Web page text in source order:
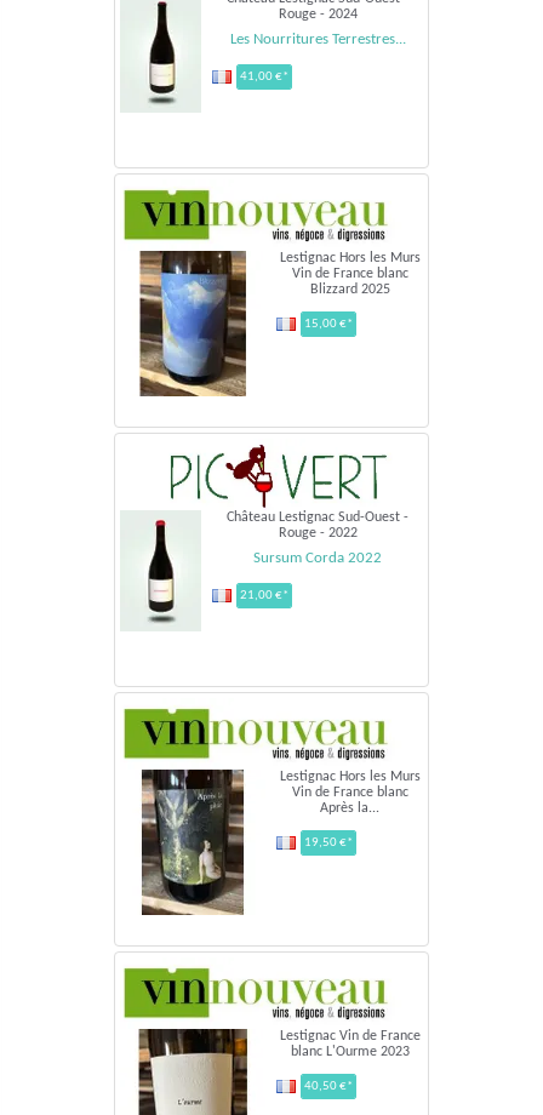
Rouge - 2024
Les Nourritures Terrestres...
41,00 €*
Lestignac Hors les Murs
Vin de France blanc
Blizzard 2025
15,00 €*
Château Lestignac Sud-Ouest -
Rouge - 2022
Sursum Corda 2022
21,00 €*
Lestignac Hors les Murs
Vin de France blanc
Après la...
19,50 €*
Lestignac Vin de France
blanc L'Ourme 2023
40,50 €*